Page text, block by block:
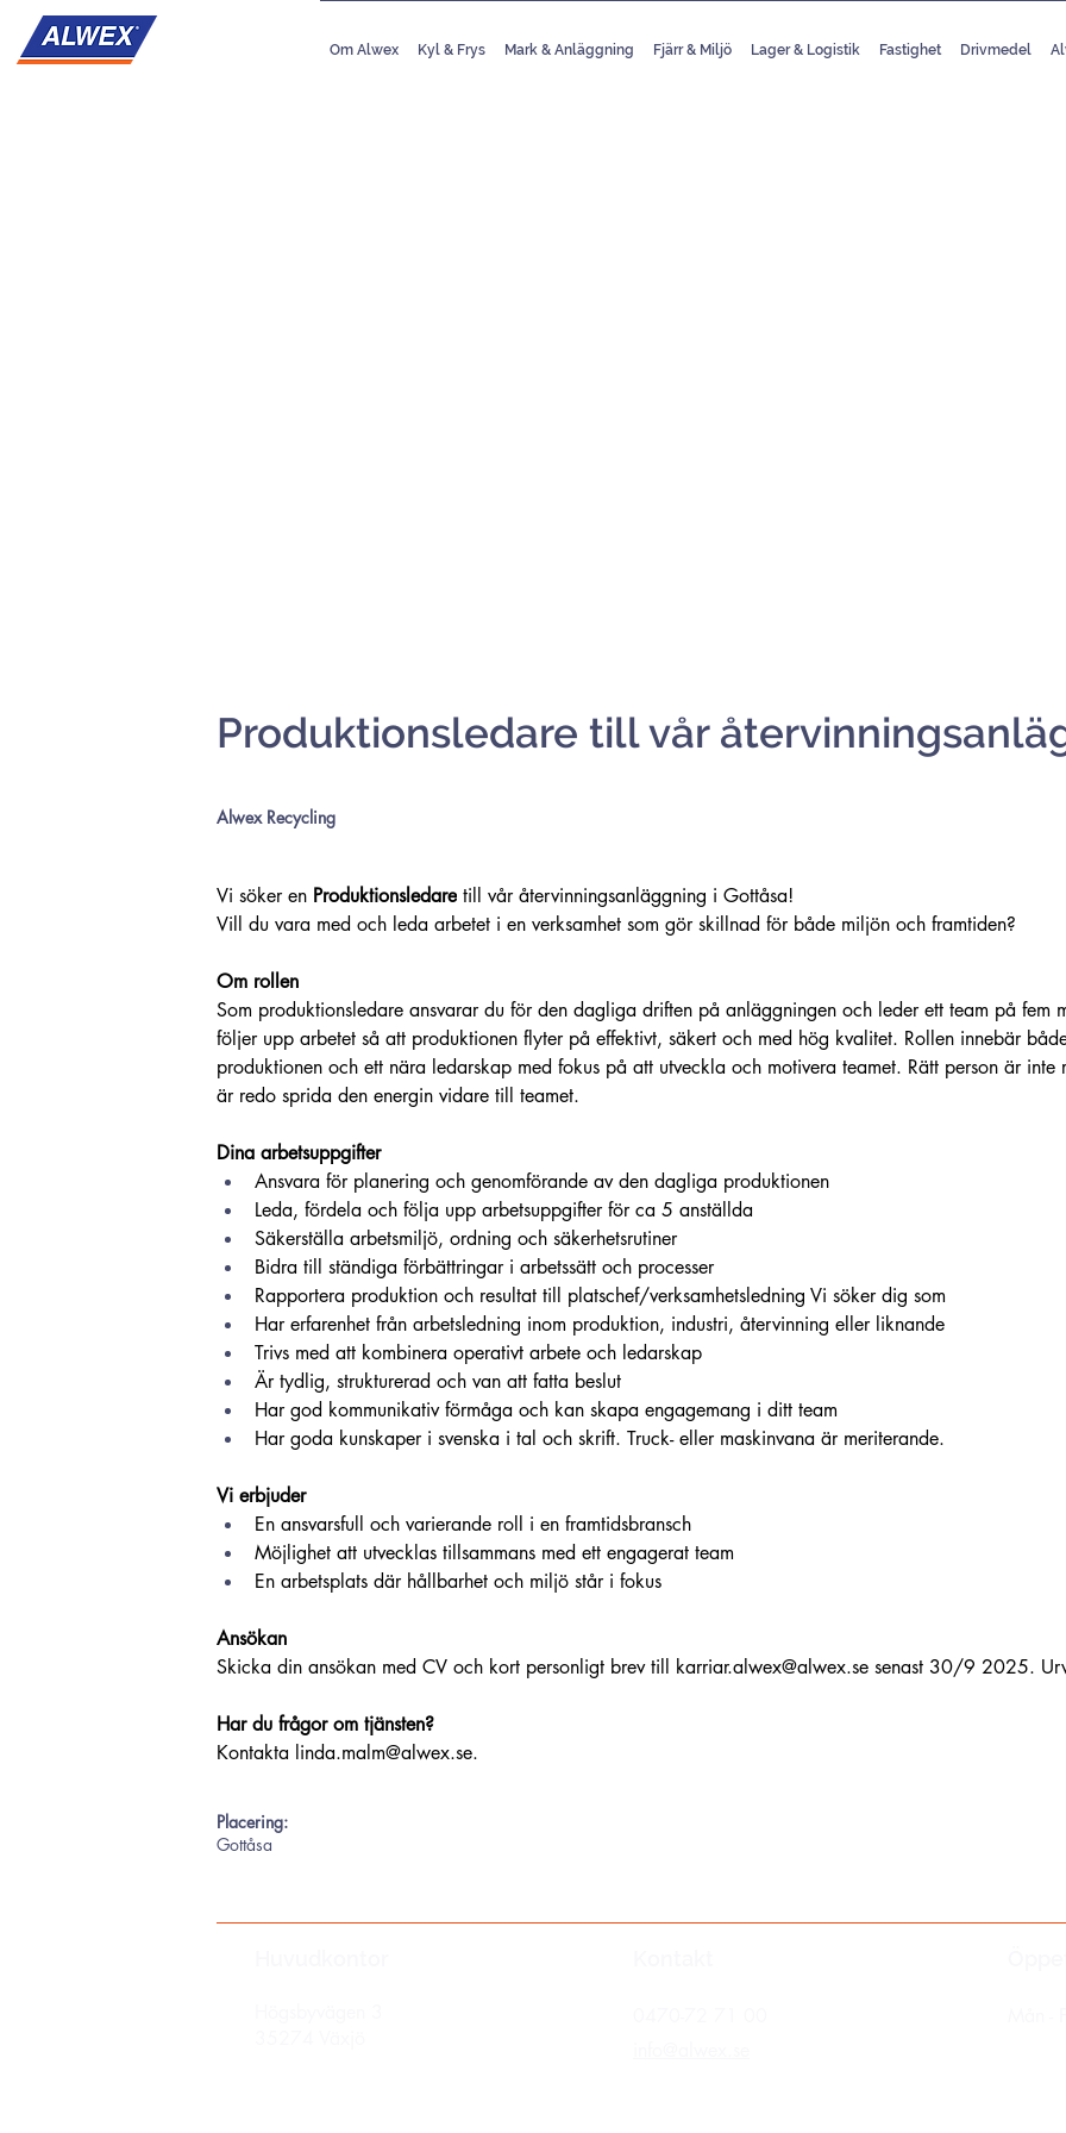
Om Alwex Kyl & Frys Mark & Anläggning Fjärr & Miljö Lager & Logistik Fastighet Drivmedel
Produktionsledare till vår
Alwex Recycling
Vi söker en Produktionsledare till vår återvinningsanläggning i Gottåsa!
Vill du vara med och leda arbetet i en verksamhet som gör skillnad för både miljön och framtiden?
Om rollen
Som produktionsledare ansvarar du för den dagliga driften på anläggningen och leder ett team på fem
följer upp arbetet så att produktionen flyter på effektivt, säkert och med hög kvalitet. Rollen innebär
produktionen och ett nära ledarskap med fokus på att utveckla och motivera teamet. Rätt person är
är redo sprida den energin vidare till teamet.
Dina arbetsuppgifter
Ansvara för planering och genomförande av den dagliga produktionen
Leda, fördela och följa upp arbetsuppgifter för ca 5 anställda
Säkerställa arbetsmiljö, ordning och säkerhetsrutiner
Bidra till ständiga förbättringar i arbetssätt och processer
Rapportera produktion och resultat till platschef/verksamhetsledning Vi söker dig som
Har erfarenhet från arbetsledning inom produktion, industri, återvinning eller liknande
Trivs med att kombinera operativt arbete och ledarskap
Är tydlig, strukturerad och van att fatta beslut
Har god kommunikativ förmåga och kan skapa engagemang i ditt team
Har goda kunskaper i svenska i tal och skrift. Truck- eller maskinvana är meriterande.
Vi erbjuder
En ansvarsfull och varierande roll i en framtidsbransch
Möjlighet att utvecklas tillsammans med ett engagerat team
En arbetsplats där hållbarhet och miljö står i fokus
Ansökan
Skicka din ansökan med CV och kort personligt brev till karriar.alwex@alwex.se senast 30/9 2025.
Har du frågor om tjänsten?
Kontakta linda.malm@alwex.se.
Placering:
Gottåsa